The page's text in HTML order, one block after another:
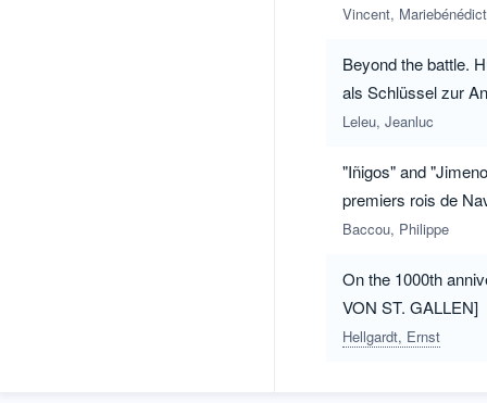
Vincent,
Beyond the battle.
als Schlüssel zur
Leleu, Jeanluc
"Iñigos" and
premiers rois de
Baccou, Philippe
On the 1000th
VON ST. GALLEN]
Hellgardt, Ernst